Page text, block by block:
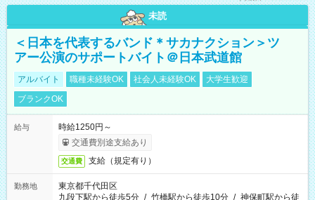
未読
＜日本を代表するバンド＊サカナクション＞ツ
アー公演のサポートバイト＠日本武道館
アルバイト 職種未経験OK 社会人未経験OK
大学生歓迎
ブランクOK
給与
時給1250円～
交通費別途支給あり
交通費 支給（規定有り）
勤務地
東京都千代田区
九段下駅から徒歩5分 / 竹橋駅から徒歩10分 / 神保町駅から徒